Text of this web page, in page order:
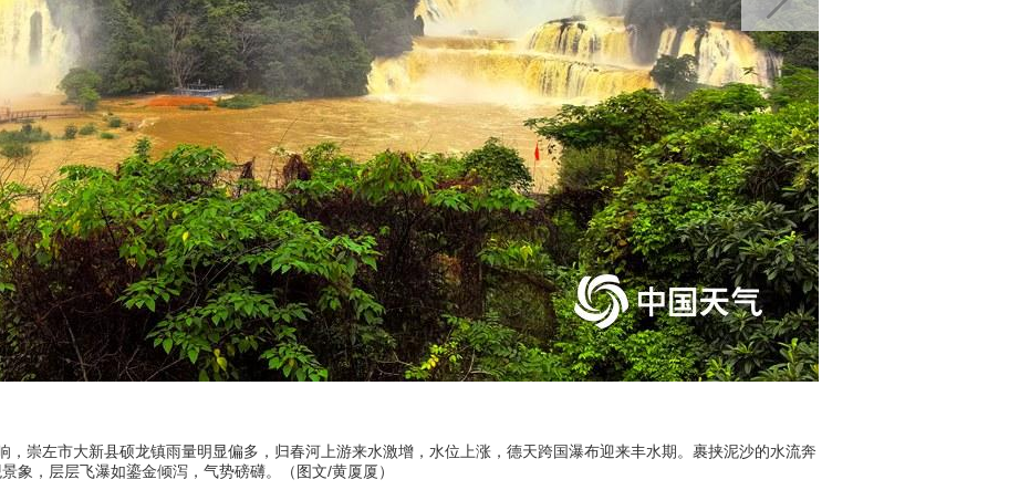
，崇左市大新县硕龙镇雨量明显偏多，归春河上游来水激增，水位上涨，德天跨国瀑布迎来丰水期。裹挟泥沙的水流奔
象，层层飞瀑如鎏金倾泻，气势磅礴。（图文/黄厦厦）